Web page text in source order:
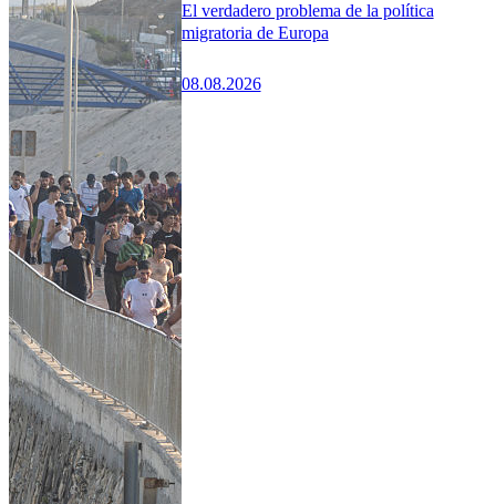
El verdadero problema de la política
migratoria de Europa
08.08.2026